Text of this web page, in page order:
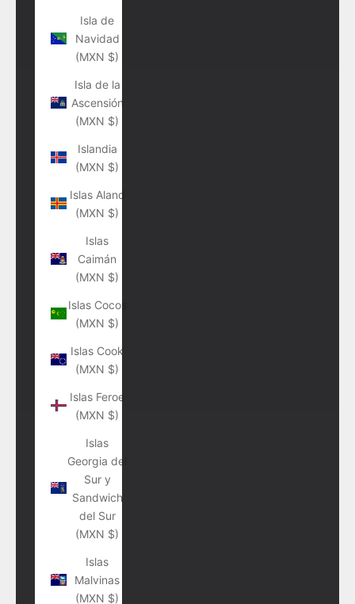
Isla de
Navidad
(MXN $)
Isla de la
Ascensión
(MXN $)
Islandia
(MXN $)
Islas Aland
(MXN $)
Islas
Caimán
(MXN $)
Islas Cocos
(MXN $)
Islas Cook
(MXN $)
Islas Feroe
(MXN $)
Islas
Georgia del
Sur y
Sandwich
del Sur
(MXN $)
Islas
Malvinas
(MXN $)